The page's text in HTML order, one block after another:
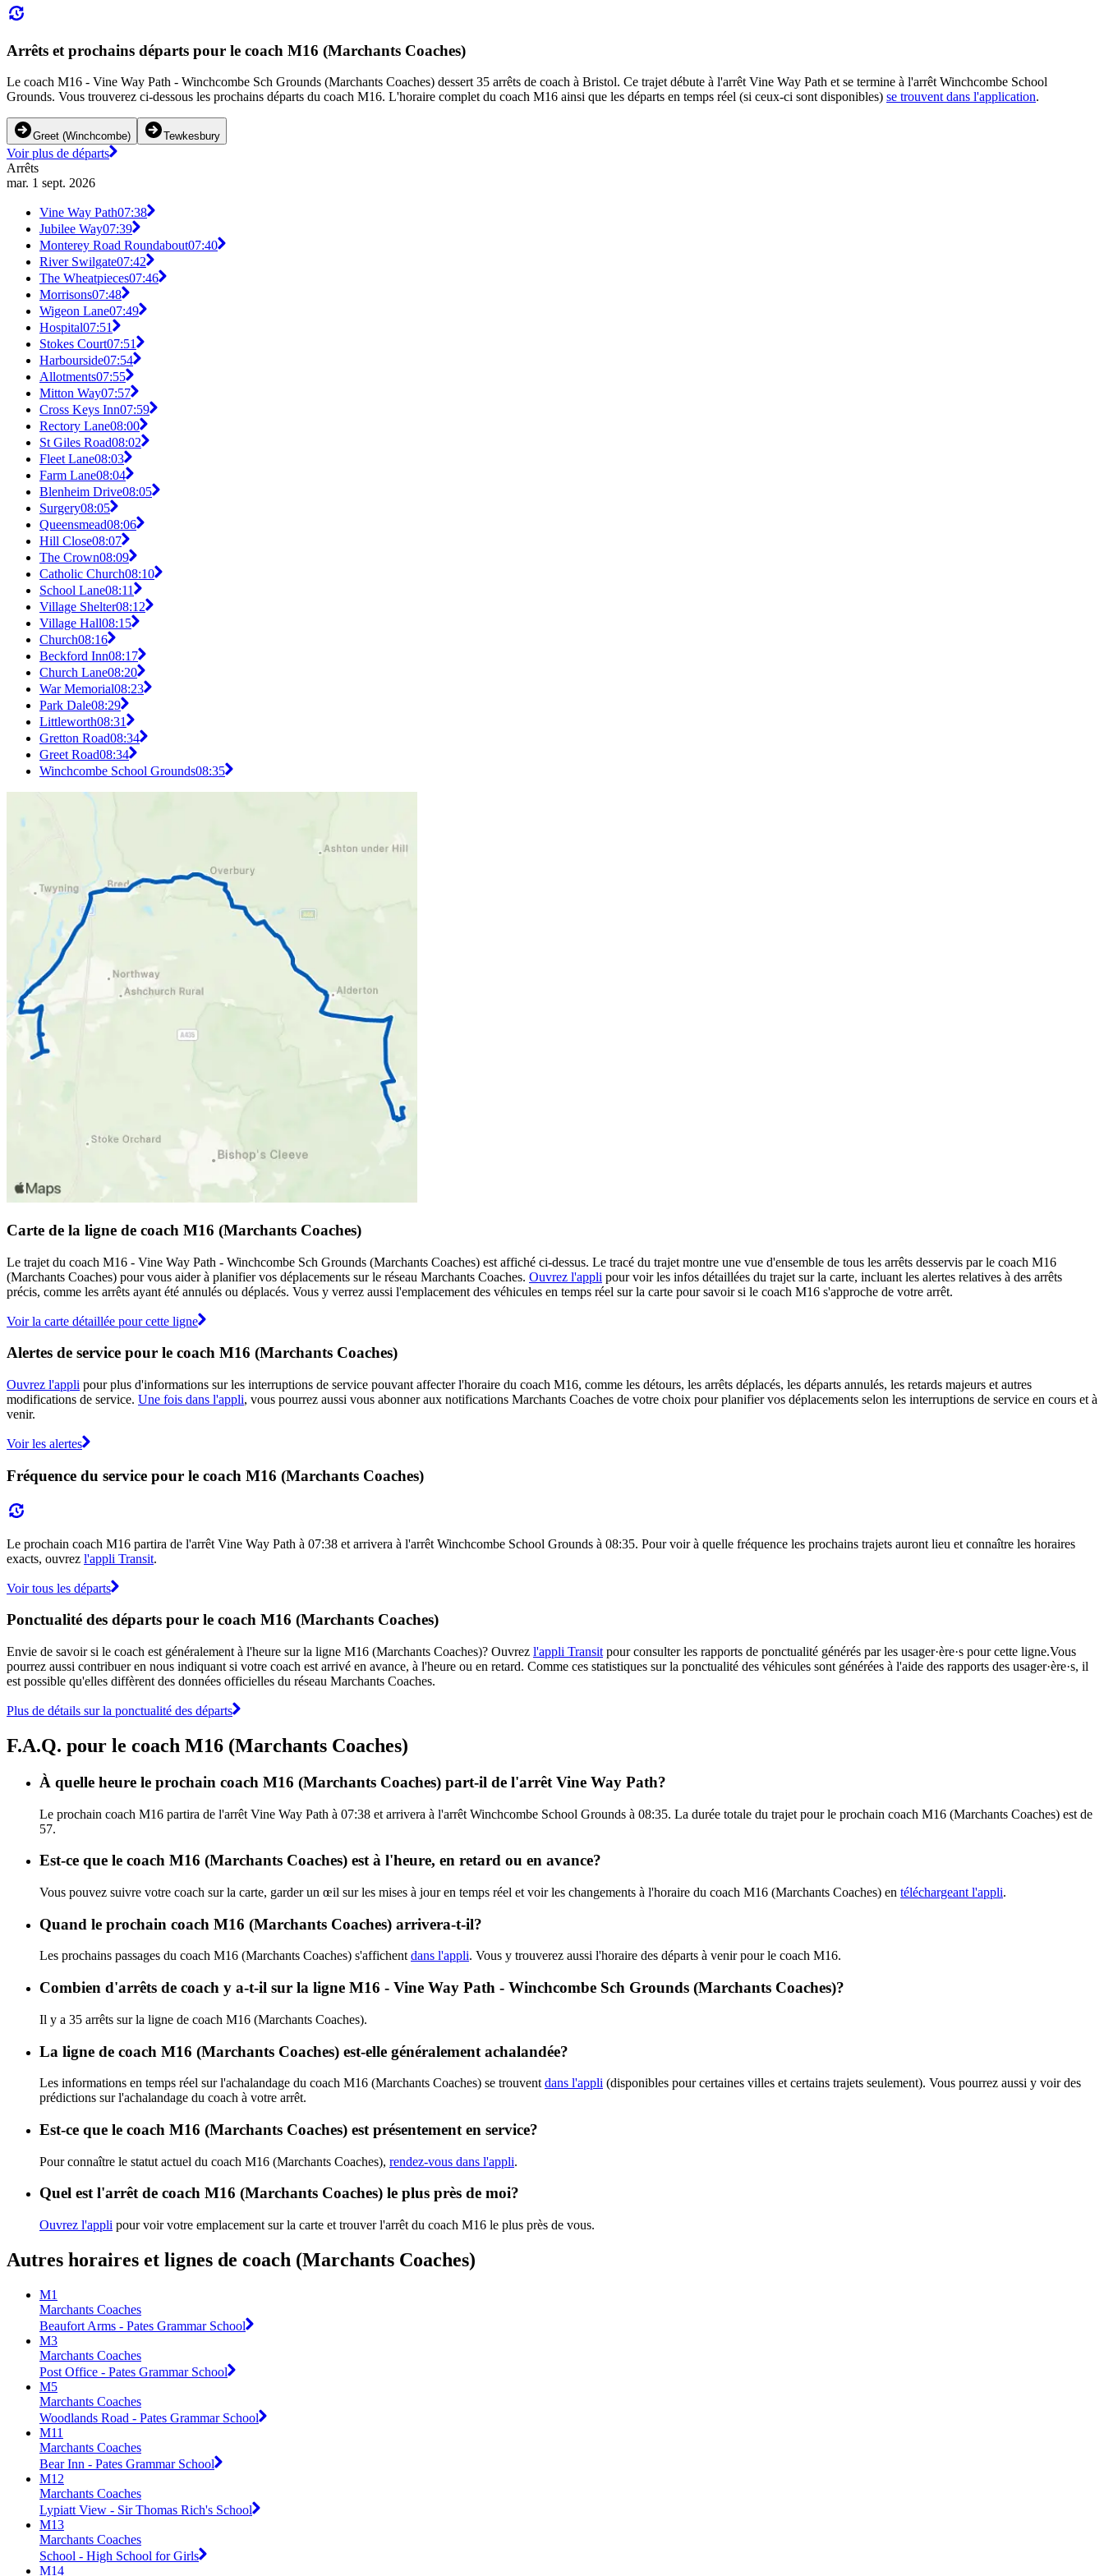
Arrêts et prochains départs pour le coach M16 (Marchants Coaches)
Le coach M16 - Vine Way Path - Winchcombe Sch Grounds (Marchants Coaches) dessert 35 arrêts de coach à Bristol. Ce trajet débute à l'arrêt Vine Way Path et se termine à l'arrêt Winchcombe School
Grounds. Vous trouverez ci-dessous les prochains départs du coach M16. L'horaire complet du coach M16 ainsi que les départs en temps réel (si ceux-ci sont disponibles) se trouvent dans l'application.
Greet (Winchcombe) Tewkesbury
Voir plus de départs
Arrêts
mar. 1 sept. 2026
Vine Way Path07:38
Jubilee Way07:39
Monterey Road Roundabout07:40
River Swilgate07:42
The Wheatpieces07:46
Morrisons07:48
Wigeon Lane07:49
Hospital07:51
Stokes Court07:51
Harbourside07:54
Allotments07:55
Mitton Way07:57
Cross Keys Inn07:59
Rectory Lane08:00
St Giles Road08:02
Fleet Lane08:03
Farm Lane08:04
Blenheim Drive08:05
Surgery08:05
Queensmead08:06
Hill Close08:07
The Crown08:09
Catholic Church08:10
School Lane08:11
Village Shelter08:12
Village Hall08:15
Church08:16
Beckford Inn08:17
Church Lane08:20
War Memorial08:23
Park Dale08:29
Littleworth08:31
Gretton Road08:34
Greet Road08:34
Winchcombe School Grounds08:35
Carte de la ligne de coach M16 (Marchants Coaches)
Le trajet du coach M16 - Vine Way Path - Winchcombe Sch Grounds (Marchants Coaches) est affiché ci-dessus. Le tracé du trajet montre une vue d'ensemble de tous les arrêts desservis par le coach M16
(Marchants Coaches) pour vous aider à planifier vos déplacements sur le réseau Marchants Coaches. Ouvrez l'appli pour voir les infos détaillées du trajet sur la carte, incluant les alertes relatives à des arrêts
précis, comme les arrêts ayant été annulés ou déplacés. Vous y verrez aussi l'emplacement des véhicules en temps réel sur la carte pour savoir si le coach M16 s'approche de votre arrêt.
Voir la carte détaillée pour cette ligne
Alertes de service pour le coach M16 (Marchants Coaches)
Ouvrez l'appli pour plus d'informations sur les interruptions de service pouvant affecter l'horaire du coach M16, comme les détours, les arrêts déplacés, les départs annulés, les retards majeurs et autres
modifications de service. Une fois dans l'appli, vous pourrez aussi vous abonner aux notifications Marchants Coaches de votre choix pour planifier vos déplacements selon les interruptions de service en cours et à
venir.
Voir les alertes
Fréquence du service pour le coach M16 (Marchants Coaches)
Le prochain coach M16 partira de l'arrêt Vine Way Path à 07:38 et arrivera à l'arrêt Winchcombe School Grounds à 08:35. Pour voir à quelle fréquence les prochains trajets auront lieu et connaître les horaires
exacts, ouvrez l'appli Transit.
Voir tous les départs
Ponctualité des départs pour le coach M16 (Marchants Coaches)
Envie de savoir si le coach est généralement à l'heure sur la ligne M16 (Marchants Coaches)? Ouvrez l'appli Transit pour consulter les rapports de ponctualité générés par les usager·ère·s pour cette ligne.Vous
pourrez aussi contribuer en nous indiquant si votre coach est arrivé en avance, à l'heure ou en retard. Comme ces statistiques sur la ponctualité des véhicules sont générées à l'aide des rapports des usager·ère·s, il
est possible qu'elles diffèrent des données officielles du réseau Marchants Coaches.
Plus de détails sur la ponctualité des départs
F.A.Q. pour le coach M16 (Marchants Coaches)
À quelle heure le prochain coach M16 (Marchants Coaches) part-il de l'arrêt Vine Way Path?
Le prochain coach M16 partira de l'arrêt Vine Way Path à 07:38 et arrivera à l'arrêt Winchcombe School Grounds à 08:35. La durée totale du trajet pour le prochain coach M16 (Marchants Coaches) est de
57.
Est-ce que le coach M16 (Marchants Coaches) est à l'heure, en retard ou en avance?
Vous pouvez suivre votre coach sur la carte, garder un œil sur les mises à jour en temps réel et voir les changements à l'horaire du coach M16 (Marchants Coaches) en téléchargeant l'appli.
Quand le prochain coach M16 (Marchants Coaches) arrivera-t-il?
Les prochains passages du coach M16 (Marchants Coaches) s'affichent dans l'appli. Vous y trouverez aussi l'horaire des départs à venir pour le coach M16.
Combien d'arrêts de coach y a-t-il sur la ligne M16 - Vine Way Path - Winchcombe Sch Grounds (Marchants Coaches)?
Il y a 35 arrêts sur la ligne de coach M16 (Marchants Coaches).
La ligne de coach M16 (Marchants Coaches) est-elle généralement achalandée?
Les informations en temps réel sur l'achalandage du coach M16 (Marchants Coaches) se trouvent dans l'appli (disponibles pour certaines villes et certains trajets seulement). Vous pourrez aussi y voir des
prédictions sur l'achalandage du coach à votre arrêt.
Est-ce que le coach M16 (Marchants Coaches) est présentement en service?
Pour connaître le statut actuel du coach M16 (Marchants Coaches), rendez-vous dans l'appli.
Quel est l'arrêt de coach M16 (Marchants Coaches) le plus près de moi?
Ouvrez l'appli pour voir votre emplacement sur la carte et trouver l'arrêt du coach M16 le plus près de vous.
Autres horaires et lignes de coach (Marchants Coaches)
M1
Marchants Coaches
Beaufort Arms - Pates Grammar School
M3
Marchants Coaches
Post Office - Pates Grammar School
M5
Marchants Coaches
Woodlands Road - Pates Grammar School
M11
Marchants Coaches
Bear Inn - Pates Grammar School
M12
Marchants Coaches
Lypiatt View - Sir Thomas Rich's School
M13
Marchants Coaches
School - High School for Girls
M14